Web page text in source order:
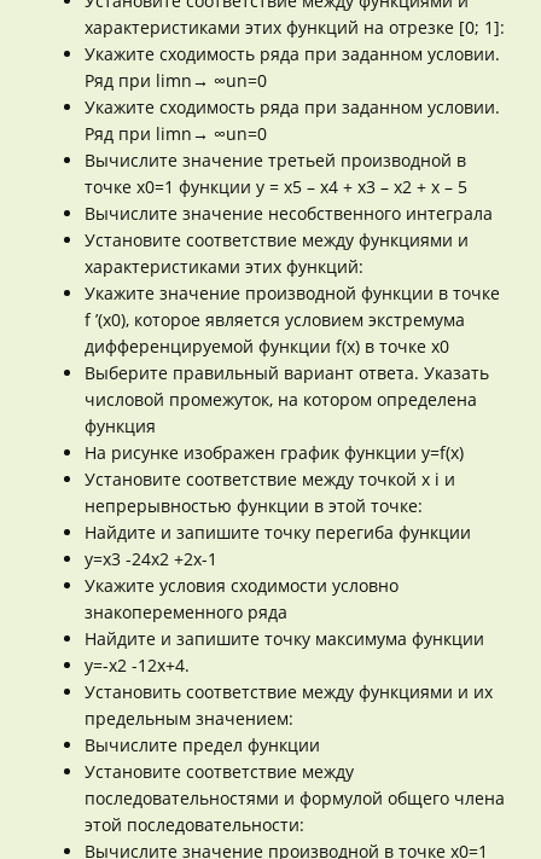
характеристиками этих функций на отрезке [0; 1]:
Укажите сходимость ряда при заданном условии.
Ряд при limn→ ∞un=0
Укажите сходимость ряда при заданном условии.
Ряд при limn→ ∞un=0
Вычислите значение третьей производной в
точке x0=1 функции y = x5 – x4 + x3 – x2 + x – 5
Вычислите значение несобственного интеграла
Установите соответствие между функциями и
характеристиками этих функций:
Укажите значение производной функции в точке
f ’(x0), которое является условием экстремума
дифференцируемой функции f(x) в точке x0
Выберите правильный вариант ответа. Указать
числовой промежуток, на котором определена
функция
На рисунке изображен график функции y=f(x)
Установите соответствие между точкой x i и
непрерывностью функции в этой точке:
Найдите и запишите точку перегиба функции
y=x3 -24x2 +2x-1
Укажите условия сходимости условно
знакопеременного ряда
Найдите и запишите точку максимума функции
y=-x2 -12x+4.
Установить соответствие между функциями и их
предельным значением:
Вычислите предел функции
Установите соответствие между
последовательностями и формулой общего члена
этой последовательности:
Вычислите значение производной в точке x0=1